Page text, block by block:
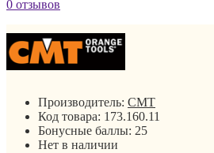
0 отзывов
Производитель: CMT
Код товара: 173.160.11
Бонусные баллы: 25
Нет в наличии